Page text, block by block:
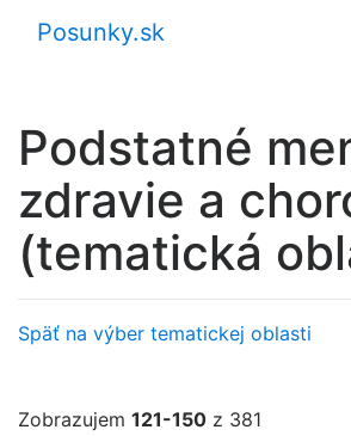
Posunky.sk
Podstatné
zdravie a
(tematická
Späť na výber tematickej oblasti
Zobrazujem 121-150 z 381